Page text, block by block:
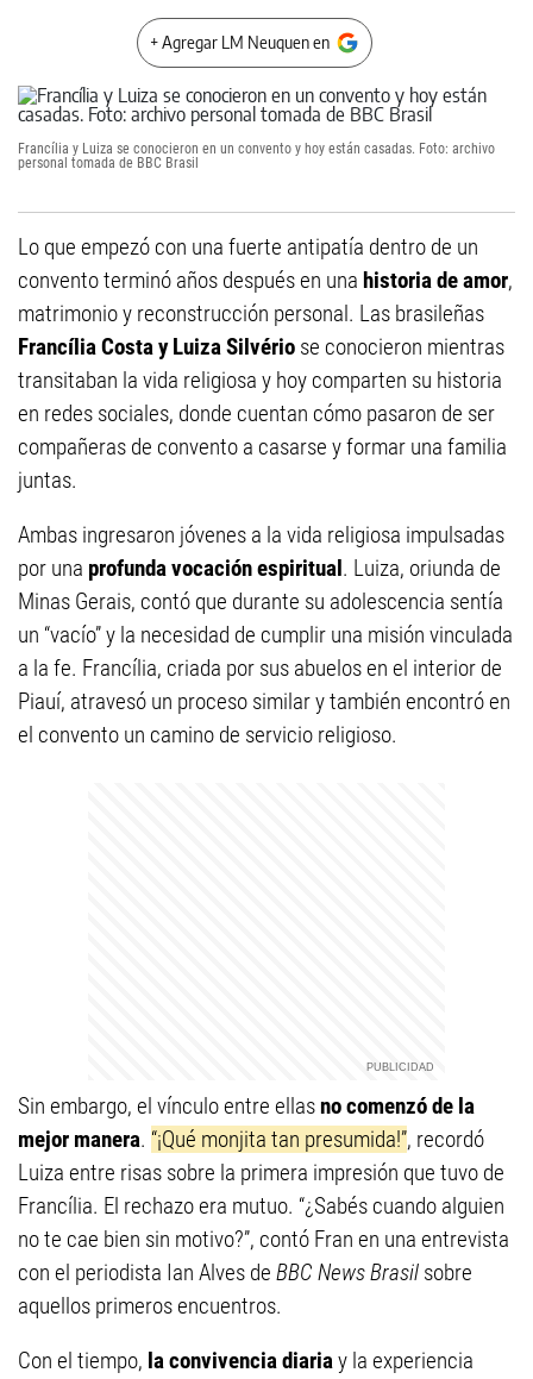
+ Agregar LM Neuquen en
Francília y Luiza se conocieron en un convento y hoy están casadas. Foto: archivo
personal tomada de BBC Brasil
Lo que empezó con una fuerte antipatía dentro de un
convento terminó años después en una historia de amor,
matrimonio y reconstrucción personal. Las brasileñas
Francília Costa y Luiza Silvério se conocieron mientras
transitaban la vida religiosa y hoy comparten su historia
en redes sociales, donde cuentan cómo pasaron de ser
compañeras de convento a casarse y formar una familia
juntas.
Ambas ingresaron jóvenes a la vida religiosa impulsadas
por una profunda vocación espiritual. Luiza, oriunda de
Minas Gerais, contó que durante su adolescencia sentía
un “vacío” y la necesidad de cumplir una misión vinculada
a la fe. Francília, criada por sus abuelos en el interior de
Piauí, atravesó un proceso similar y también encontró en
el convento un camino de servicio religioso.
Sin embargo, el vínculo entre ellasno comenzó de la
mejor manera. “¡Qué monjita tan presumida!”, recordó
Luiza entre risas sobre la primera impresión que tuvo de
Francília. El rechazo era mutuo. “¿Sabés cuando alguien
no te cae bien sin motivo?”, contó Fran en una entrevista
con el periodista Ian Alves de BBC News Brasil sobre
aquellos primeros encuentros.
Con el tiempo, la convivencia diariay la experiencia